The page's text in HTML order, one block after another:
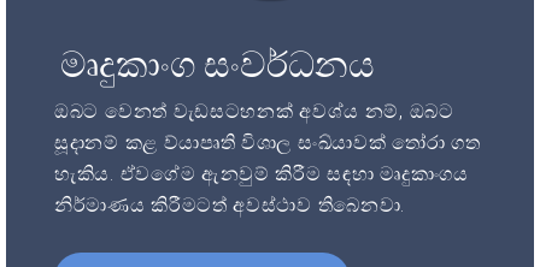
මෘදුකාංග සංවර්ධනය
ඔබට වෙනත් වැඩසටහනක් අවශ්ය නම්, ඔබට
සූදානම් කළ ව්යාපෘති විශාල සංඛ්යාවක් තෝරා ගත
හැකිය. ඒවගේම ඇනවුම් කිරීම සඳහා මෘදුකාංගය
නිර්මාණය කිරීමටත් අවස්ථාව තිබෙනවා.